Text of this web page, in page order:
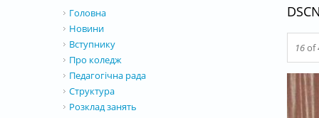
16of
Головна
Новини
Вступнику
Про коледж
Педагогічна рада
Структура
Розклад занять